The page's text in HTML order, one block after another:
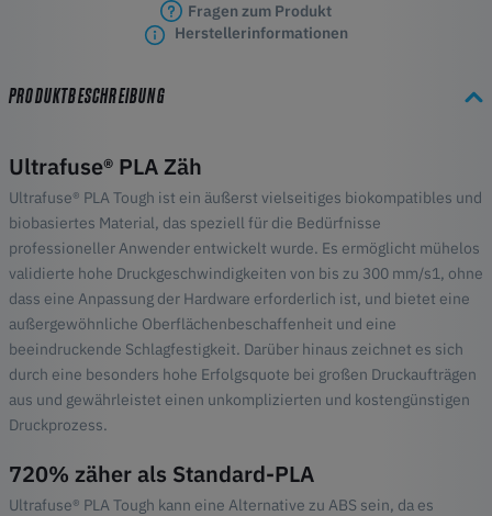
Fragen zum Produkt
Herstellerinformationen
PRODUKTBESCHREIBUNG
Ultrafuse® PLA Zäh
Ultrafuse® PLA Tough ist ein äußerst vielseitiges biokompatibles und
biobasiertes Material, das speziell für die Bedürfnisse
professioneller Anwender entwickelt wurde. Es ermöglicht mühelos
validierte hohe Druckgeschwindigkeiten von bis zu 300 mm/s1, ohne
dass eine Anpassung der Hardware erforderlich ist, und bietet eine
außergewöhnliche Oberflächenbeschaffenheit und eine
beeindruckende Schlagfestigkeit. Darüber hinaus zeichnet es sich
durch eine besonders hohe Erfolgsquote bei großen Druckaufträgen
aus und gewährleistet einen unkomplizierten und kostengünstigen
Druckprozess.
720% zäher als Standard-PLA
Ultrafuse® PLA Tough kann eine Alternative zu ABS sein, da es